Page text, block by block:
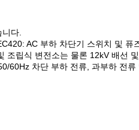
다.
AC 부하 차단기 스위치 및
립식 변전소는 물론 12kV 배선
60Hz 차단 부하 전류, 과부하 전